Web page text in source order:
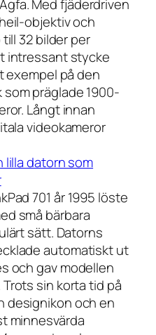
Med fjäderdriven
objektiv och
32 bilder per
intressant stycke
på den
präglade 1900-
Långt innan
videokameror
lilla datorn som
701 år 1995 löste
små bärbara
sätt. Datorns
automatiskt ut
och gav modellen
sin korta tid på
designikon och en
minnesvärda